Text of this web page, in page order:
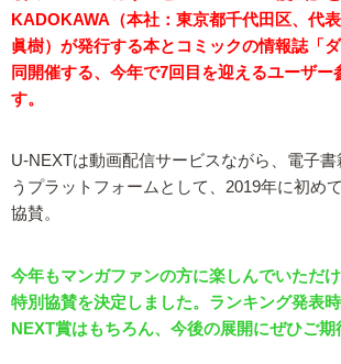
KADOKAWA（本社：東京都千代田区、代
眞樹）が発行する本とコミックの情報誌「
同開催する、今年で7回目を迎えるユーザー
す。
U-NEXTは動画配信サービスながら、電子
うプラットフォームとして、2019年に初め
協賛。
今年もマンガファンの方に楽しんでいただ
特別協賛を決定しました。ランキング発表
NEXT賞はもちろん、今後の展開にぜひご期